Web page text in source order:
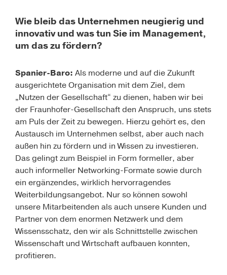
Wie bleib das Unternehmen neugierig und
innovativ und was tun Sie im Management,
um das zu fördern?
Spanier-Baro: Als moderne und auf die Zukunft
ausgerichtete Organisation mit dem Ziel, dem
„Nutzen der Gesellschaft“ zu dienen, haben wir bei
der Fraunhofer-Gesellschaft den Anspruch, uns stets
am Puls der Zeit zu bewegen. Hierzu gehört es, den
Austausch im Unternehmen selbst, aber auch nach
außen hin zu fördern und in Wissen zu investieren.
Das gelingt zum Beispiel in Form formeller, aber
auch informeller Networking-Formate sowie durch
ein ergänzendes, wirklich hervorragendes
Weiterbildungsangebot. Nur so können sowohl
unsere Mitarbeitenden als auch unsere Kunden und
Partner von dem enormen Netzwerk und dem
Wissensschatz, den wir als Schnittstelle zwischen
Wissenschaft und Wirtschaft aufbauen konnten,
profitieren.